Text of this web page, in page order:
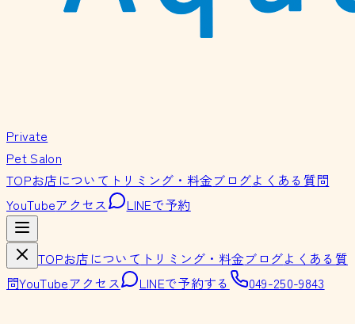
Private
Pet Salon
TOPお店について トリミング・料金ブログよくある質問
YouTubeアクセス LINEで予約
TOPお店について トリミング・料金ブログよくある質
問YouTubeアクセス LINEで予約する 049-250-9843